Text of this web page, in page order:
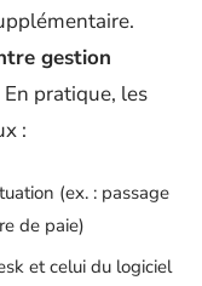
gestion
En pratique, les
:
(ex. : passage
de paie)
et celui du logiciel